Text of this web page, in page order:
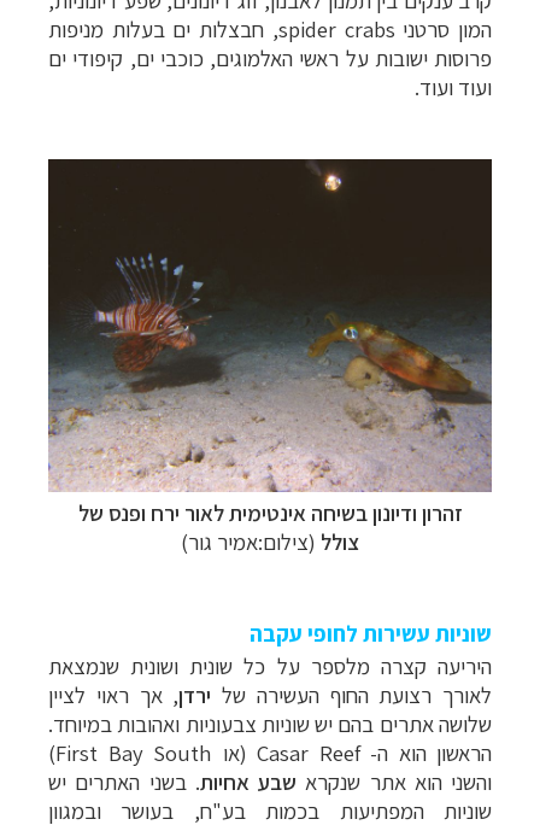
המון סרטני spider crabs, חבצלות ים בעלות מניפות
פרוסות ישובות על ראשי האלמוגים, כוכבי ים, קיפודי ים
ועוד ועוד.
זהרון ודיונון בשיחה אינטימית לאור ירח ופנס של
צולל (צילום:אמיר גור)
שוניות עשירות לחופי עקבה
היריעה קצרה מלספר על כל שונית ושונית שנמצאת
לאורך רצועת החוף העשירה של ירדן, אך ראוי לציין
שלושה אתרים בהם יש שוניות צבעוניות ואהובות במיוחד.
הראשון הוא ה-Casar Reef (או First Bay South
)
והשני הוא אתר שנקרא שבע אחיות. בשני האתרים יש
שוניות המפתיעות בכמות בע"ח, בעושר ובמגוון
צלילה ביעדים אקזוטיים
לחצו לרשימת יעדים »
טיולי אקטיב - אופניים, שייט והליכה
לחצו לרשימת